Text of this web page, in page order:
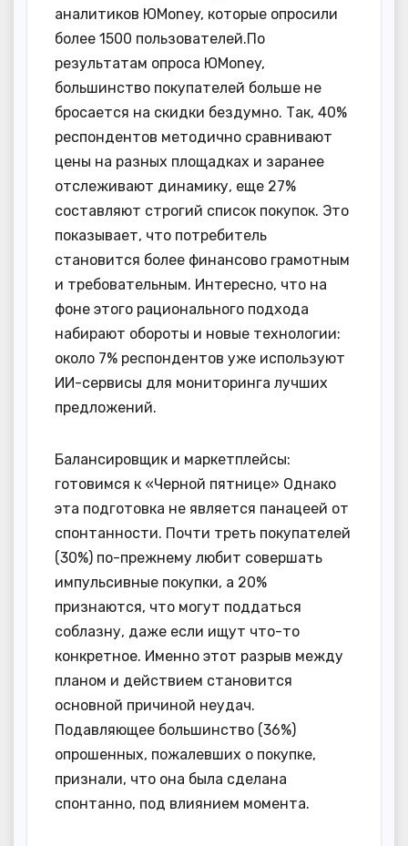
аналитиков ЮMoney, которые опросили
более 1500 пользователей.По
результатам опроса ЮMoney,
большинство покупателей больше не
бросается на скидки бездумно. Так, 40%
респондентов методично сравнивают
цены на разных площадках и заранее
отслеживают динамику, еще 27%
составляют строгий список покупок. Это
показывает, что потребитель
становится более финансово грамотным
и требовательным. Интересно, что на
фоне этого рационального подхода
набирают обороты и новые технологии:
около 7% респондентов уже используют
ИИ-сервисы для мониторинга лучших
предложений.
Балансировщик и маркетплейсы:
готовимся к «Черной пятнице» Однако
эта подготовка не является панацеей от
спонтанности. Почти треть покупателей
(30%) по-прежнему любит совершать
импульсивные покупки, а 20%
признаются, что могут поддаться
соблазну, даже если ищут что-то
конкретное. Именно этот разрыв между
планом и действием становится
основной причиной неудач.
Подавляющее большинство (36%)
опрошенных, пожалевших о покупке,
признали, что она была сделана
спонтанно, под влиянием момента.